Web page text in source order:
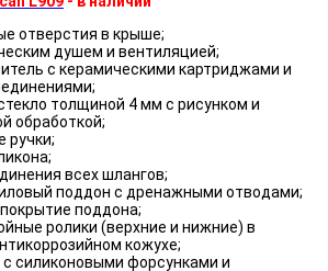
отверстия в крыше;
душем и вентиляцией;
с керамическими картриджами и
толщиной 4 мм с рисунком и
обработкой;
ручки;
всех шлангов;
поддон с дренажными отводами;
поддона;
ролики (верхние и нижние) в
кожухе;
силиконовыми форсунками и